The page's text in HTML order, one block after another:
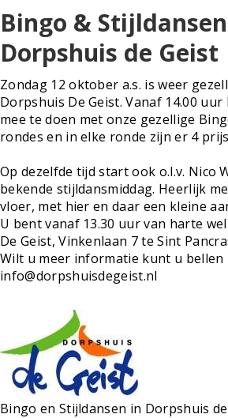
Bingo &
Dorpshuis de Geist
Zondag 12 oktober a.s. is weer
Dorpshuis De Geist. Vanaf 14.00
mee te doen met onze gezellige
rondes en in elke ronde zijn er 4
Op dezelfde tijd start ook o.l.v. Nico
bekende stijldansmiddag. Heerlijk
vloer, met hier en daar een kleine
U bent vanaf 13.30 uur van harte
De Geist, Vinkenlaan 7 te Sint
Wilt u meer informatie kunt u bellen
info@dorpshuisdegeist.nl
Bingo en Stijldansen in Dorpshuis